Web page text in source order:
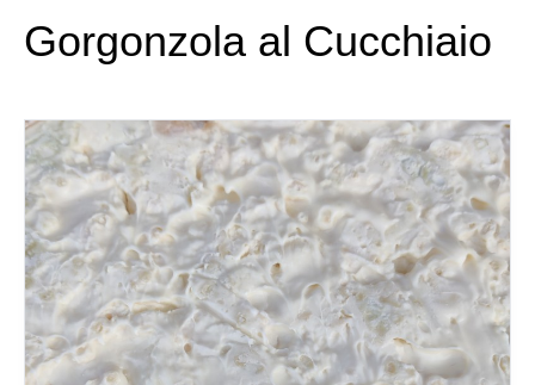
Gorgonzola al Cucchiaio